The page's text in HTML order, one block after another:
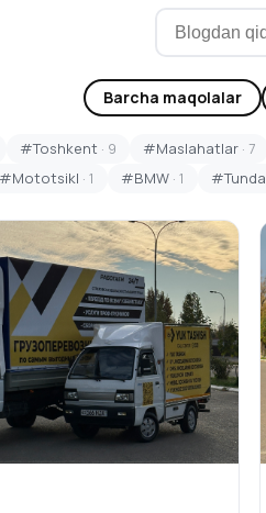
Barcha maqolalar
#Toshkent · 9 #Maslahatlar · 7
#Mototsikl · 1 #BMW · 1 #Tunda